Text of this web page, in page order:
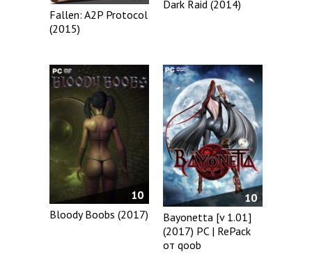
Fallen: A2P Protocol
(2015)
Dark Raid (2014)
10
Bloody Boobs (2017)
10
Bayonetta [v 1.01]
(2017) PC | RePack
от qoob